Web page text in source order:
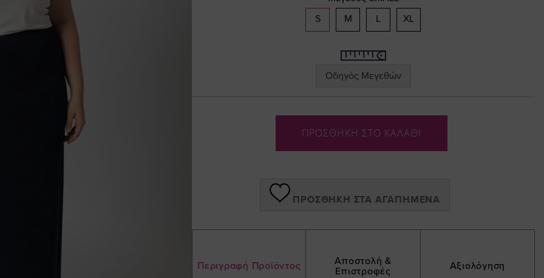
S
M L XL
Οδηγός Μεγεθών
ΠΡΟΣΘΗΚΗ ΣΤΟ ΚΑΛΑΘΙ
ΠΡΟΣΘΉΚΗ ΣΤΑ ΑΓΑΠΗΜΈΝΑ
Περιγραφή Προϊόντος
Αποστολή &
Επιστροφές
Αξιολόγηση